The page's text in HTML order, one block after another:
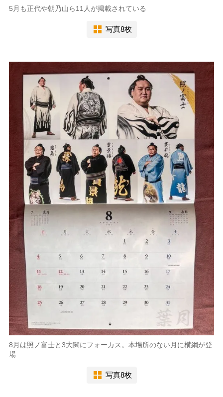
5月も正代や朝乃山ら11人が掲載されている
写真8枚
8月は照ノ富士と3大関にフォーカス。本場所のない月に横綱が登
場
写真8枚